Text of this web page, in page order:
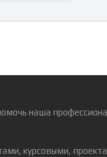
наша
курсовыми,